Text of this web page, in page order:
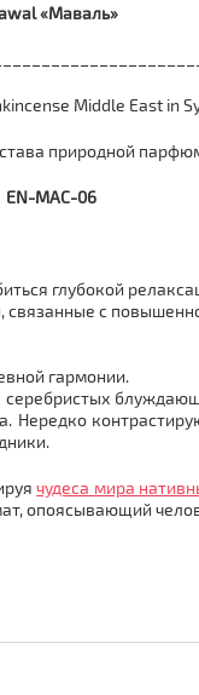
«Маваль»
Middle East in
природной
EN-MAC-06
глубокой
связанные с
гармонии.
Нередко
чудеса мира
опоясывающий